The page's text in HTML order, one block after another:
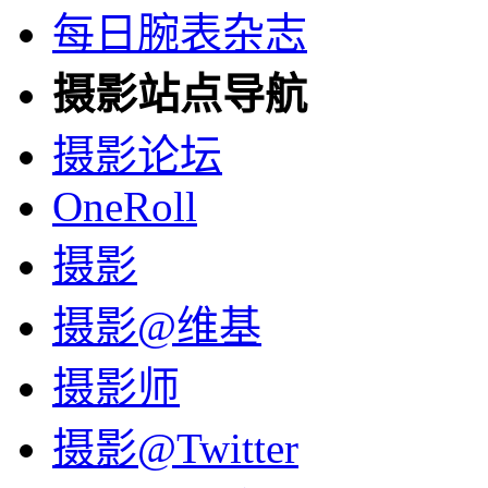
每日腕表杂志
摄影站点导航
摄影论坛
OneRoll
摄影
摄影@维基
摄影师
摄影@Twitter